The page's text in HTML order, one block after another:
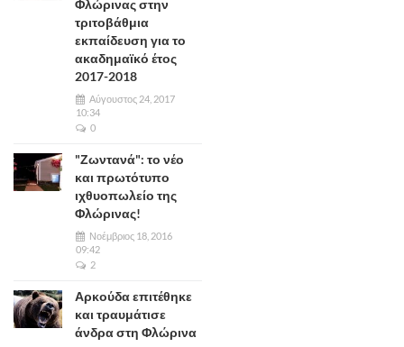
Φλώρινας στην
τριτοβάθμια
εκπαίδευση για το
ακαδημαϊκό έτος
2017-2018
Αύγουστος 24, 2017
10:34
0
"Ζωντανά": το νέο
και πρωτότυπο
ιχθυοπωλείο της
Φλώρινας!
Νοέμβριος 18, 2016
09:42
2
Αρκούδα επιτέθηκε
και τραυμάτισε
άνδρα στη Φλώρινα